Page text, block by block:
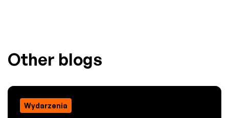
Other blogs
Wydarzenia